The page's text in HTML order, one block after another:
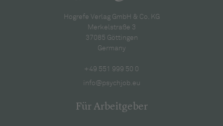
Hogrefe Verlag GmbH & Co. KG
Merkelstraße 3
37085 Göttingen
Germany
+49 551 999 50 0
info@psychjob.eu
Für Arbeitgeber